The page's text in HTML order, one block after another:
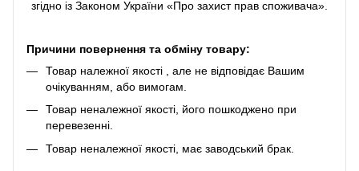
згідно із Законом України «Про захист прав споживача».
Причини повернення та обміну товару:
Товар належної якості , але не відповідає Вашим
очікуванням, або вимогам.
Товар неналежної якості, його пошкоджено при
перевезенні.
Товар неналежної якості, має заводський брак.